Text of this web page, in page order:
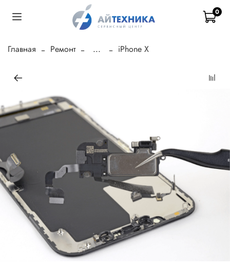
0
Главная Ремонт ... iPhone X